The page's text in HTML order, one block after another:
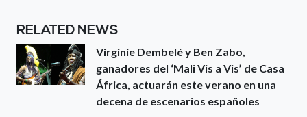
RELATED NEWS
Virginie Dembelé y Ben Zabo,
ganadores del ‘Mali Vis a Vis’ de Casa
África, actuarán este verano en una
decena de escenarios españoles